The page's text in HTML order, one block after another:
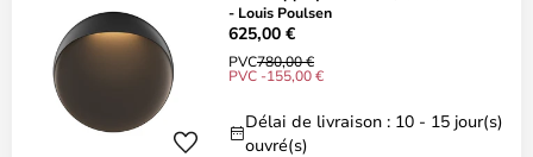
- Louis Poulsen
625,00 €
PVC780,00 €
PVC -155,00 €
Délai de livraison : 10 - 15 jour(s)
ouvré(s)